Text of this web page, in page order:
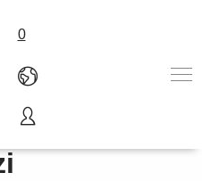
0
ve motor